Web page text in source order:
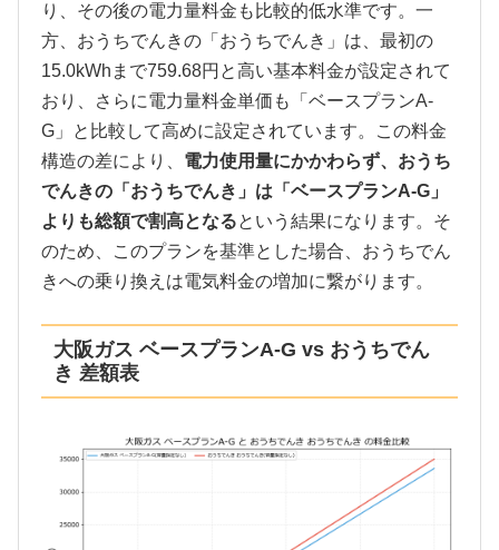
り、その後の電力量料金も比較的低水準です。一
方、おうちでんきの「おうちでんき」は、最初の
15.0kWhまで759.68円と高い基本料金が設定されて
おり、さらに電力量料金単価も「ベースプランA-
G」と比較して高めに設定されています。この料金
構造の差により、 電力使用量にかかわらず、おうち
でんきの「おうちでんき」は「ベースプランA-G」
よりも総額で割高となるという結果になります。そ
のため、このプランを基準とした場合、おうちでん
きへの乗り換えは電気料金の増加に繋がります。
大阪ガス ベースプランA-G vs おうちでん
き 差額表